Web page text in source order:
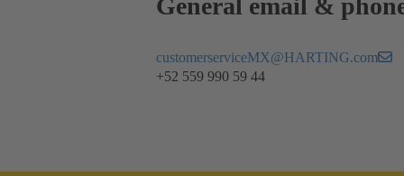
customerserviceMX@HARTING.com
+52 559 990 59 44